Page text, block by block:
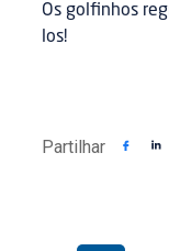
Os golfinhos
los!
Partilhar